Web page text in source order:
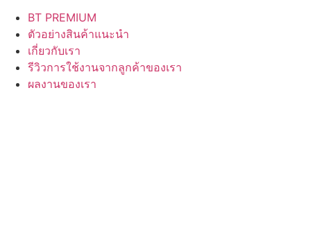
BT PREMIUM
ตัวอย่างสินค้าแนะนำ
เกี่ยวกับเรา
รีวิวการใช้งานจากลูกค้าของเรา
ผลงานของเรา